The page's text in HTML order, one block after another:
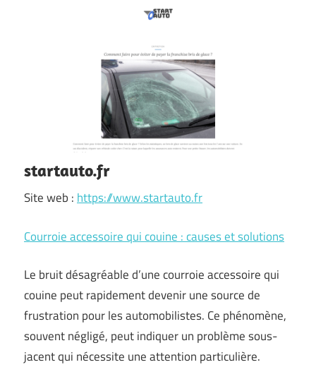
startauto.fr
Site web : https://www.startauto.fr
Courroie accessoire qui couine : causes et solutions
Le bruit désagréable d’une courroie accessoire qui
couine peut rapidement devenir une source de
frustration pour les automobilistes. Ce phénomène,
souvent négligé, peut indiquer un problème sous-
jacent qui nécessite une attention particulière.